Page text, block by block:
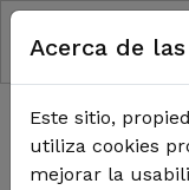
Pasar al contenido
Acerca de
Este sitio,
utiliza cookies
mejorar la